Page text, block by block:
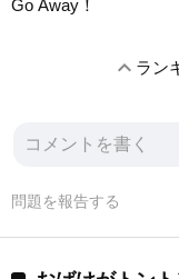
Go Away！
expand_lessラン
問題を報告する